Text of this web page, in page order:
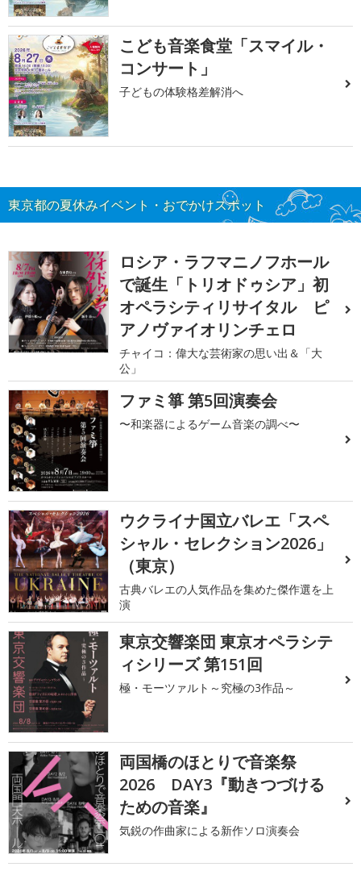
こども音楽食堂「スマイル・
コンサート」
子どもの体験格差解消へ
東京都の夏休みイベント・おでかけスポット
ロシア・ラフマニノフホール
で誕生「トリオドゥシア」初
オペラシティリサイタル ピ
アノヴァイオリンチェロ
チャイコ：偉大な芸術家の思い出＆「大
公」
ファミ箏 第5回演奏会
〜和楽器によるゲーム音楽の調べ〜
ウクライナ国立バレエ「スペ
シャル・セレクション2026」
（東京）
古典バレエの人気作品を集めた傑作選を上
演
東京交響楽団 東京オペラシテ
ィシリーズ 第151回
極・モーツァルト～究極の3作品～
両国橋のほとりで音楽祭
2026 DAY3『動きつづける
ための音楽』
気鋭の作曲家による新作ソロ演奏会